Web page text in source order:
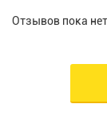
Отзывов пока нет